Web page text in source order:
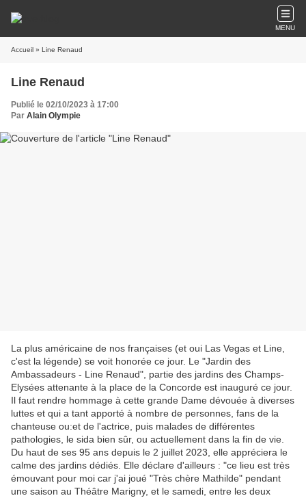
MENU
Accueil » Line Renaud
Line Renaud
Publié le 02/10/2023 à 17:00
Par Alain Olympie
La plus américaine de nos françaises (et oui Las Vegas et Line,
c'est la légende) se voit honorée ce jour. Le "Jardin des
Ambassadeurs - Line Renaud", partie des jardins des Champs-
Elysées attenante à la place de la Concorde est inauguré ce jour.
Il faut rendre hommage à cette grande Dame dévouée à diverses
luttes et qui a tant apporté à nombre de personnes, fans de la
chanteuse ou:et de l'actrice, puis malades de différentes
pathologies, le sida bien sûr, ou actuellement dans la fin de vie.
Du haut de ses 95 ans depuis le 2 juillet 2023, elle appréciera le
calme des jardins dédiés. Elle déclare d'ailleurs : "ce lieu est très
émouvant pour moi car j'ai joué "Très chère Mathilde" pendant
une saison au Théâtre Marigny, et le samedi, entre les deux